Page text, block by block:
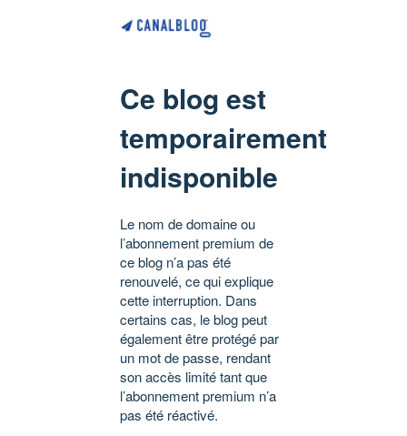
Ce blog est
temporairement
indisponible
Le nom de domaine ou
l’abonnement premium de
ce blog n’a pas été
renouvelé, ce qui explique
cette interruption. Dans
certains cas, le blog peut
également être protégé par
un mot de passe, rendant
son accès limité tant que
l’abonnement premium n’a
pas été réactivé.